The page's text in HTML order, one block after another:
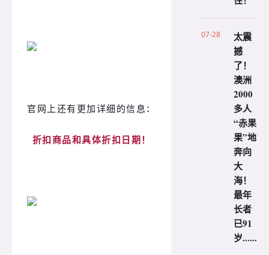
官网上还有更加详细的信息：
折扣商品和具体折扣日期！
07-28
太震
撼
了！
澳洲
2000
多人
“赤果
果”地
奔向
大
海！
最年
长者
已91
岁......